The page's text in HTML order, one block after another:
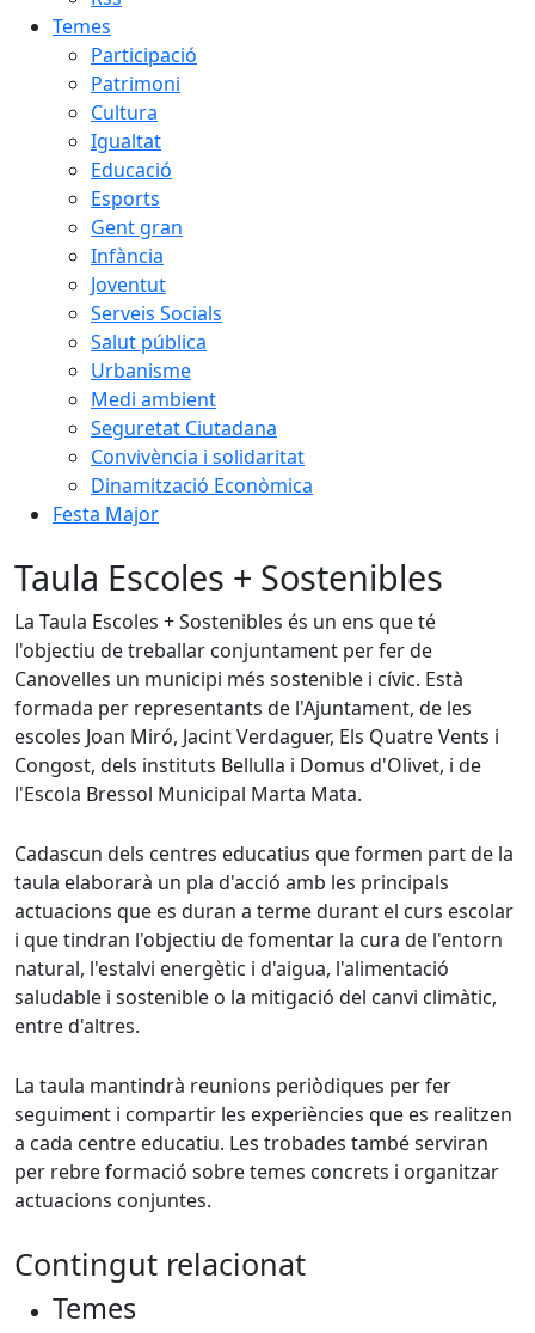
Temes
Participació
Patrimoni
Cultura
Igualtat
Educació
Esports
Gent gran
Infància
Joventut
Serveis Socials
Salut pública
Urbanisme
Medi ambient
Seguretat Ciutadana
Convivència i solidaritat
Dinamització Econòmica
Festa Major
Taula Escoles + Sostenibles
La Taula Escoles + Sostenibles és un ens que té
l'objectiu de treballar conjuntament per fer de
Canovelles un municipi més sostenible i cívic. Està
formada per representants de l'Ajuntament, de les
escoles Joan Miró, Jacint Verdaguer, Els Quatre Vents i
Congost, dels instituts Bellulla i Domus d'Olivet, i de
l'Escola Bressol Municipal Marta Mata.
Cadascun dels centres educatius que formen part de la
taula elaborarà un pla d'acció amb les principals
actuacions que es duran a terme durant el curs escolar
i que tindran l'objectiu de fomentar la cura de l'entorn
natural, l'estalvi energètic i d'aigua, l'alimentació
saludable i sostenible o la mitigació del canvi climàtic,
entre d'altres.
La taula mantindrà reunions periòdiques per fer
seguiment i compartir les experiències que es realitzen
a cada centre educatiu. Les trobades també serviran
per rebre formació sobre temes concrets i organitzar
actuacions conjuntes.
Contingut relacionat
Temes